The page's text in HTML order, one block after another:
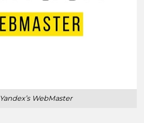
Yandex’s WebMaster